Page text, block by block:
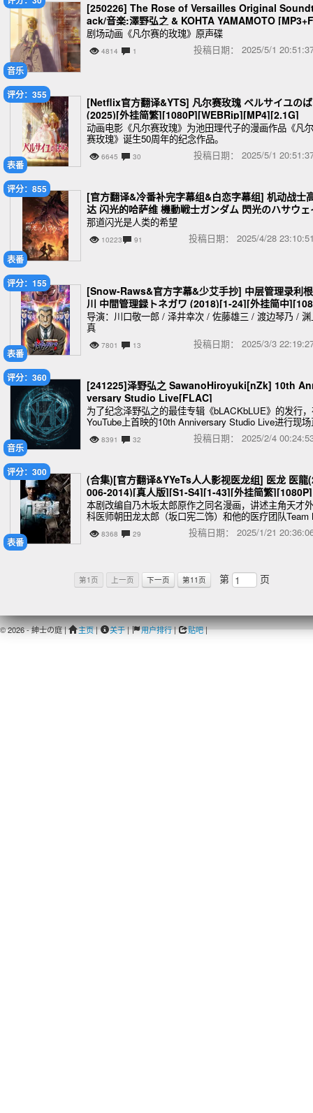
音乐
[250226] The Rose of Versailles Original
ack/音楽:澤野弘之 & KOHTA YAMAMOTO
AC]
剧场动画《凡尔赛的玫瑰》原声碟
4814 1 投稿日期： 2025/5/1
表番
评分：355
[Netflix官方翻译&YTS] 凡尔赛玫瑰 ベルサイユの
(2025)[外挂简繁][1080P][WEBRip][MP4][2.1G]
动画电影《凡尔赛玫瑰》为池田理代子的漫画作品《凡尔
赛玫瑰》诞生50周年的纪念作品。
6645 30 投稿日期： 2025/5/1
表番
评分：855
[官方翻译&冷番补完字幕组&白恋字幕组] 机动战士
达 闪光的哈萨维 機動戦士ガンダム 閃光のハサウェ
(2021)(附泽野弘之オリジナルサウンドトラック
D)[外挂内置简繁][1080P&2160P][MKV][26.6G]
那道闪光是人类的希望
10223 91 投稿日期： 2025/4/28
表番
评分：155
[Snow-Raws&官方字幕&少艾手抄] 中层管理录利根
川 中間管理録トネガワ (2018)[1-24][外挂简中
P][MKV][23.4G]
导演：川口敬一郎 / 泽井幸次 / 佐藤雄三 / 渡边琴乃 / 渊
真
7801 13 投稿日期： 2025/3/3
音乐
评分：360
[241225]泽野弘之 SawanoHiroyuki[nZk] 10th
versary Studio Live[FLAC]
为了纪念泽野弘之的最佳专辑《bLACKbLUE》的发行
YouTube上首映的10th Anniversary Studio Live进行现
播的现场音源
8391 32 投稿日期： 2025/2/4
表番
评分：300
(合集)[官方翻译&YYeTs人人影视医龙组] 医龙 医龍
006-2014)[真人版][S1-S4][1-43][外挂简繁][1080P]
[MKV][73.5G]
本剧改编自乃木坂太郎原作之同名漫画，讲述主角天才外
科医师朝田龙太郎（坂口宪二饰）和他的医疗团队Team
edical Dragon（简称“Team Dragon”，又称“医龙小组”）
不畏强权和腐败
8368 29 投稿日期： 2025/1/21
第1页 上一页 下一页 第11页 第 页
© 2026 - 紳士の庭 | 主页| 关于| 用户排行| 贴吧|